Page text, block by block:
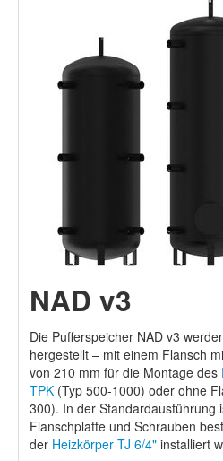
NAD v3
Die Pufferspeicher NAD v3
hergestellt – mit einem Flansch
von 210 mm für die Montage des
TPK (Typ 500-1000) oder ohne
300). In der Standardausführung
Flanschplatte und Schrauben
der Heizkörper TJ 6/4" installiert